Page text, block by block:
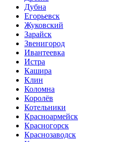
Дубна
Егорьевск
Жуковский
Зарайск
Звенигород
Ивантеевка
Истра
Кашира
Клин
Коломна
Королёв
Котельники
Красноармейск
Красногорск
Краснозаводск